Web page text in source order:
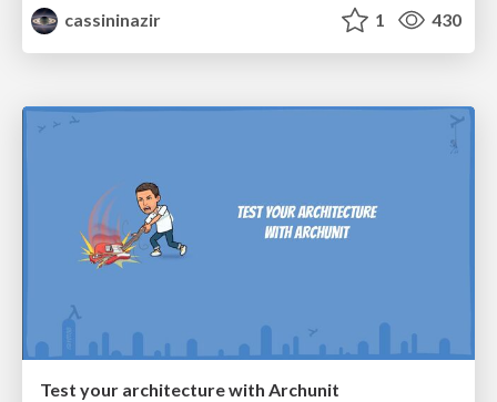
cassininazir
1 430
Test your architecture with Archunit